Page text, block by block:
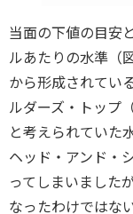
当面の下値の目安
ルあたりの水準（
から形成されてい
ルダーズ・トップ
と考えられていた
ヘッド・アンド・
ってしまいました
なったわけではな